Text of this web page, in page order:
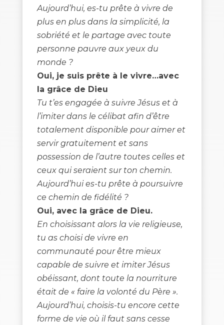
Aujourd’hui, es-tu prête à vivre de
plus en plus dans la simplicité, la
sobriété et le partage avec toute
personne pauvre aux yeux du
monde ?
Oui, je suis prête à le vivre…avec
la grâce de Dieu
Tu t’es engagée à suivre Jésus et à
l’imiter dans le célibat afin d’être
totalement disponible pour aimer et
servir gratuitement et sans
possession de l’autre toutes celles et
ceux qui seraient sur ton chemin.
Aujourd’hui es-tu prête à poursuivre
ce chemin de fidélité ?
Oui, avec la grâce de Dieu.
En choisissant alors la vie religieuse,
tu as choisi de vivre en
communauté pour être mieux
capable de suivre et imiter Jésus
obéissant, dont toute la nourriture
était de « faire la volonté du Père ».
Aujourd’hui, choisis-tu encore cette
forme de vie où il faut sans cesse